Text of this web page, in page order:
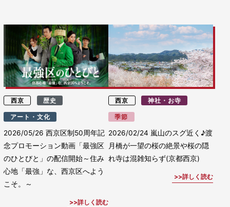
西京 歴史
アート・文化
2026/05/26西京区制50周年記
念プロモーション動画「最強区
のひとびと」の配信開始～住み
心地「最強」な、西京区へよう
こそ。～
詳しく読む
西京 神社・お寺
季節
2026/02/24 嵐山のスグ近く♪渡
月橋が一望の桜の絶景や桜の隠
れ寺は混雑知らず(京都西京)
詳しく読む